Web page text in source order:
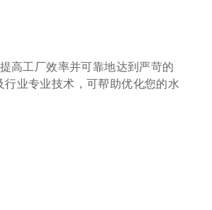
高工厂效率并可靠地达到严苛的
业专业技术，可帮助优化您的水